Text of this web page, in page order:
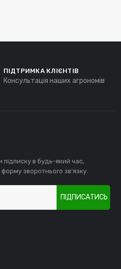
ПІДТРИМКА КЛІЄНТІВ
Консультація наших агрономів
в будь-який час,
зворотнього зв'язку.
ПІДПИСАТИСЬ